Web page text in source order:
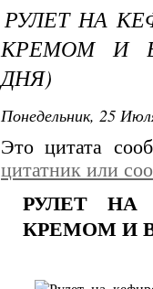
РУЛЕТ НА
КРЕМОМ И
ДНЯ)
Понедельник, 25
Это цитата
цитатник или
РУЛЕТ НА
КРЕМОМ И